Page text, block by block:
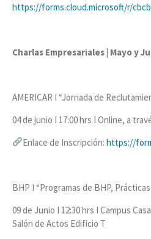
https://forms.cloud.microsoft/r/
Charlas Empresariales | Mayo y
AMERICAR I “Jornada de
04 de junio I 17:00 hrs I Online, a
Enlace de Inscripción:https://
BHP I “Programas de BHP,
09 de Junio I 12:30 hrs I Campus
Salón de Actos Edificio T